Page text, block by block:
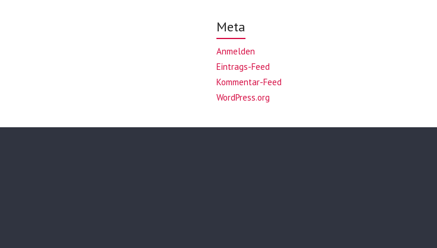
Meta
Anmelden
Eintrags-Feed
Kommentar-Feed
WordPress.org